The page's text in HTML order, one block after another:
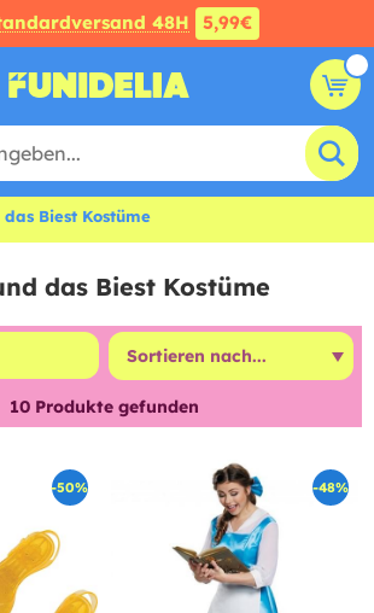
48H 5,99€
das Biest Kostüme
das Biest Kostüme
10Produkte gefunden
-50% -48%